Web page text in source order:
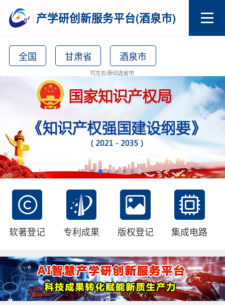
产学研创新服务平台(酒泉市)
全国 甘肃省 酒泉市
可左右滑动选省市
软著登记 专利成果 版权登记 集成电路